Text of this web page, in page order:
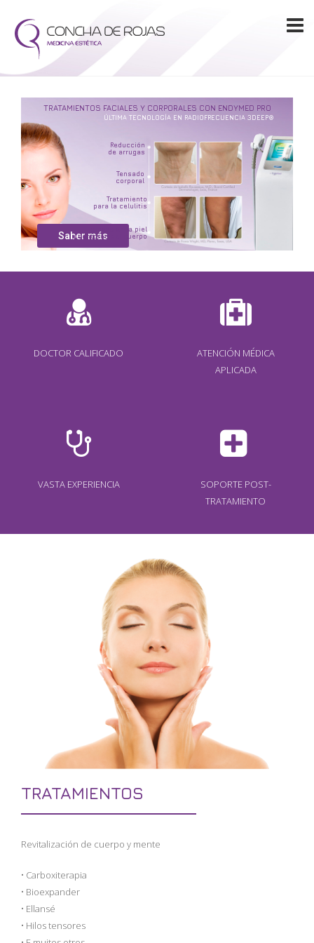
TRATAMIENTOS FACIALES Y CORPORALES CON ENDYMED PRO
Saber más
ÚLTIMA TECNOLOGÍA EN RADIOFRECUENCIA 3DEEP®
Reducción
de arrugas
Tensado
corporal
Tratamiento
para la celulitis
Firmeza en la piel
y contorno del cuerpo
DOCTOR CALIFICADO
ATENCIÓN MÉDICA
APLICADA
VASTA EXPERIENCIA
SOPORTE POST-
TRATAMIENTO
TRATAMIENTOS
Revitalización de cuerpo y mente
• Carboxiterapia
• Bioexpander
• Ellansé
• Hilos tensores